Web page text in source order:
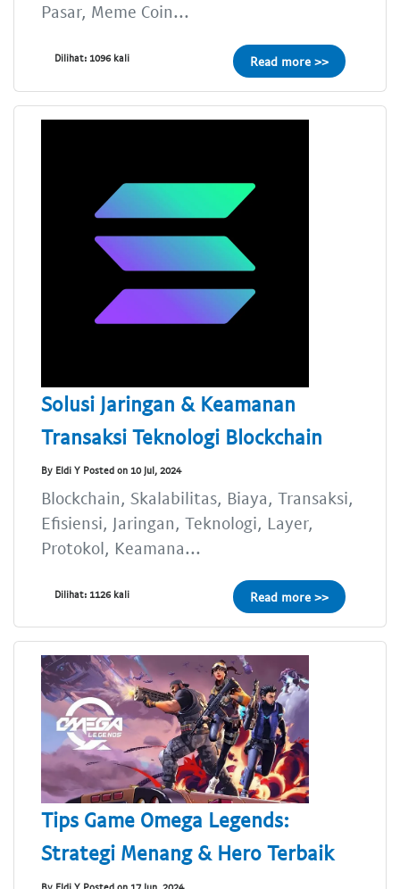
Pasar, Meme Coin...
Dilihat: 1096 kali Read more >>
Solusi Jaringan & Keamanan
Transaksi Teknologi Blockchain
By Eldi Y Posted on 10 Jul, 2024
Blockchain, Skalabilitas, Biaya, Transaksi,
Efisiensi, Jaringan, Teknologi, Layer,
Protokol, Keamana...
Dilihat: 1126 kali Read more >>
Tips Game Omega Legends:
Strategi Menang & Hero Terbaik
By Eldi Y Posted on 17 Jun, 2024